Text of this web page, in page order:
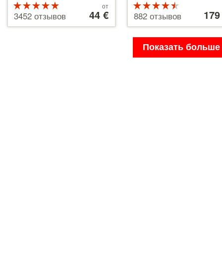
5 из 5
3452 отзывов
от
44 € 4.5 из 5
882 отзывов 179 €
Показать больше